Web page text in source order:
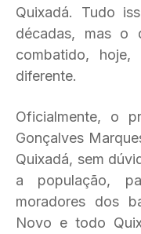
Quixadá. Tudo
décadas, mas o
combatido, hoje,
diferente.
Oficialmente, o
Gonçalves
Quixadá, sem
a população,
moradores dos
Novo e todo